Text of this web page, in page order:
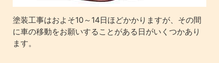
塗装工事はおよそ10～14日ほどかかりますが、その間
に車の移動をお願いすることがある日がいくつかあり
ます。